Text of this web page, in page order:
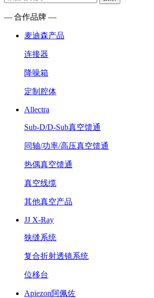
— 合作品牌 —
麦迪森产品
连接器
降噪箱
定制腔体
Allectra
Sub-D/D-Sub真空馈通
同轴/功率/高压真空馈通
热偶真空馈通
真空线缆
其他真空产品
JJ X-Ray
狭缝系统
复合折射透镜系统
位移台
Apiezon阿佩佐